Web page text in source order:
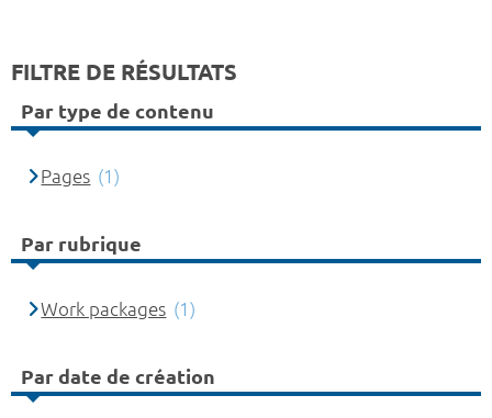
FILTRE DE RÉSULTATS
Par type de contenu
Pages (1)
Par rubrique
Work packages (1)
Par date de création